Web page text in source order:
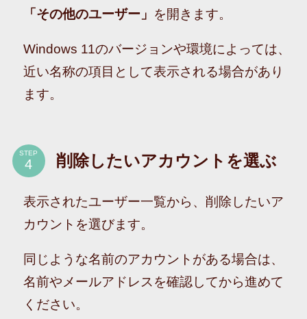
「その他のユーザー」 を開きます。
Windows 11のバージョンや環境によっては、
近い名称の項目として表示される場合があり
ます。
STEP 削除したいアカウントを選ぶ
表示されたユーザー一覧から、削除したいア
カウントを選びます。
同じような名前のアカウントがある場合は、
名前やメールアドレスを確認してから進めて
ください。